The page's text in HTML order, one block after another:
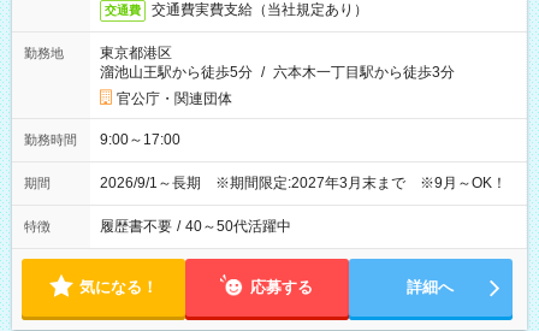
交通費 交通費実費支給（当社規定あり）
勤務地
東京都港区
溜池山王駅から徒歩5分 / 六本木一丁目駅から徒歩3分
官公庁・関連団体
勤務時間 9:00～17:00
期間 2026/9/1～長期 ※期間限定:2027年3月末まで ※9月～OK！
特徴 履歴書不要 / 40～50代活躍中
気になる！ 応募する 詳細へ